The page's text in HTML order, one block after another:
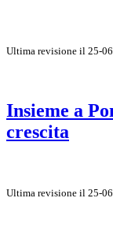
Ultima revisione il 25-
Insieme a
crescita
Ultima revisione il 25-